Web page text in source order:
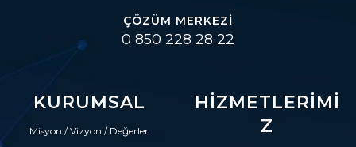
ÇÖZÜM MERKEZI
0 850 228 28 22
KURUMSAL
Misyon / Vizyon / Değerler
HIZMETLERIMI
Z